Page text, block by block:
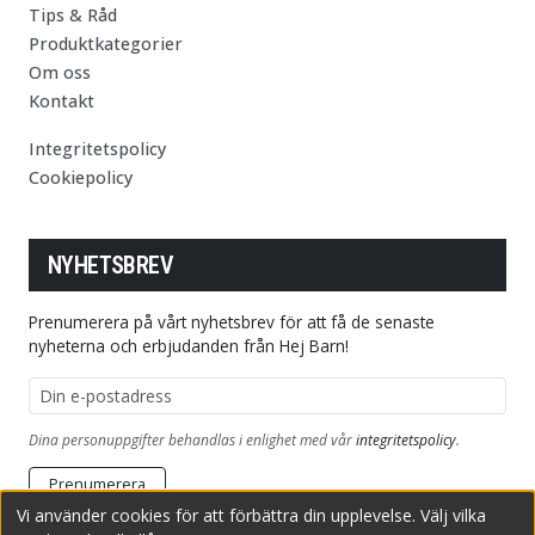
Tips & Råd
Produktkategorier
Om oss
Kontakt
Integritetspolicy
Cookiepolicy
NYHETSBREV
Prenumerera på vårt nyhetsbrev för att få de senaste
nyheterna och erbjudanden från Hej Barn!
E-postadress
Dina personuppgifter behandlas i enlighet med vårintegritetspolicy.
Prenumerera
Vi använder cookies för att förbättra din upplevelse. Välj vilka